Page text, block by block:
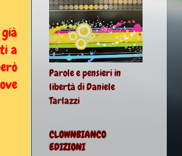
a
Parole e pensieri in
libertà di Daniele
Tarlazzi
CLOWNBIANCO
EDIZIONI